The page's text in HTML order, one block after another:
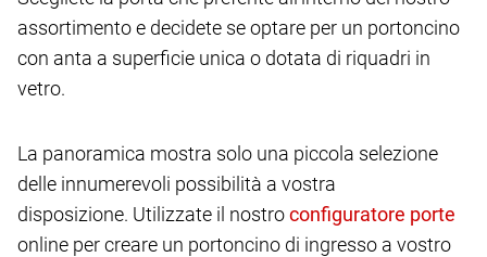
assortimento e decidete se optare per un portoncino
con anta a superficie unica o dotata di riquadri in
vetro.
La panoramica mostra solo una piccola selezione
delle innumerevoli possibilità a vostra
disposizione. Utilizzate il nostro
online per creare un portoncino di ingresso a vostro